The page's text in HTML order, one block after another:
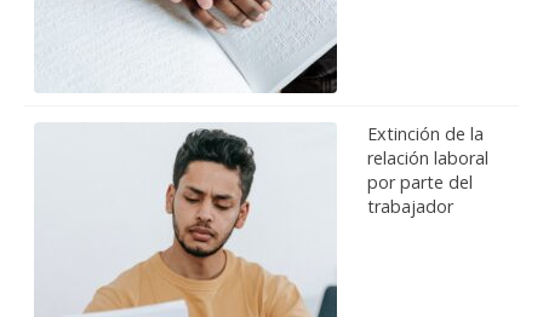
Extinción de la
relación laboral
por parte del
trabajador